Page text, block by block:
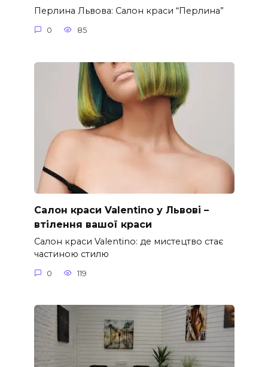
Перлина Львова: Салон краси “Перлина”
0 85
Салон краси Valentino у Львові –
втілення вашої краси
Салон краси Valentino: де мистецтво стає
частиною стилю
0 119